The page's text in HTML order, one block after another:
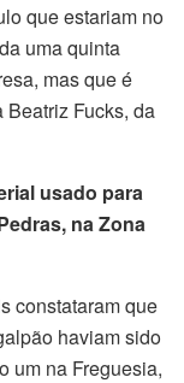
que estariam no
uma quinta
mas que é
Fucks, da
usado para
na Zona
constataram que
haviam sido
um na Freguesia,